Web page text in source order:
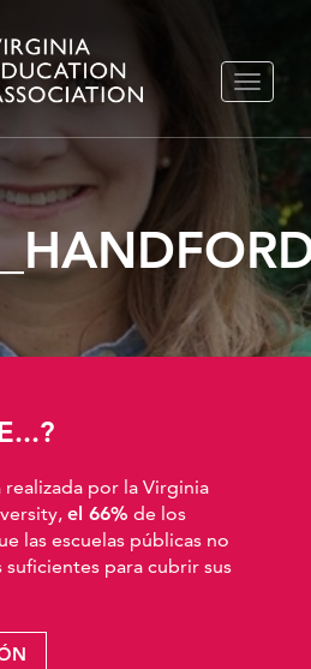
realizada por la Virginia
el 66% de los
las escuelas públicas no
para cubrir sus